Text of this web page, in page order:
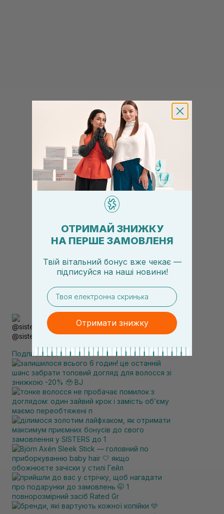
@sisters_stelmakh в Instagram
Подписаться
ОТРИМАЙ ЗНИЖКУ
НА ПЕРШЕ ЗАМОВЛЕНЯ
Твій вітальний бонус вже чекає —
підписуйся на наші новини!
email
Отримати знижку